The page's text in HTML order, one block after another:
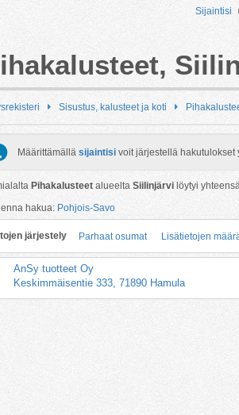
Sijaintisi
Sisustus, kalusteet ja koti
Määrittämällä sijaintisi voit järjestellä hakutulokset
Pihakalusteet alueelta Siilinjärvi löytyi
hakua: Pohjois-Savo
järjestely Parhaat osumat Lisätietojen
AnSy tuotteet Oy
Keskimmäisentie 333, 71890 Hamula